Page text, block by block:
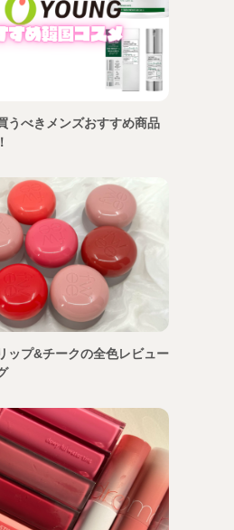
うべきメンズおすすめ商品
ップ&チークの全色レビュー